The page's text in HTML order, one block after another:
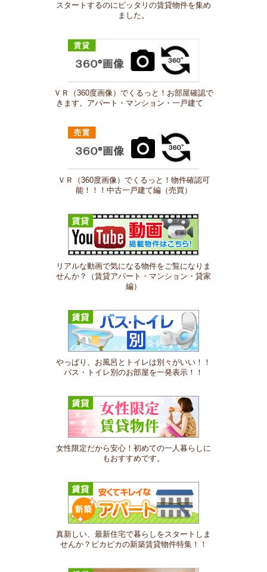
スタートするのにピッタリの賃貸物件を集め
ました。
ＶＲ（360度画像）でくるっと！お部屋確認で
きます。アパート・マンション・一戸建て
ＶＲ（360度画像）でくるっと！物件確認可
能！！！中古一戸建て編（売買）
リアルな動画で気になる物件をご覧になりま
せんか？（賃貸アパート・マンション・貸家
編）
やっぱり、お風呂とトイレは別々がいい！！
バス・トイレ別のお部屋を一発表示！！
女性限定だから安心！初めての一人暮らしに
もおすすめです。
真新しい、最新住宅で暮らしをスタートしま
せんか？ピカピカの新築賃貸物件特集！！